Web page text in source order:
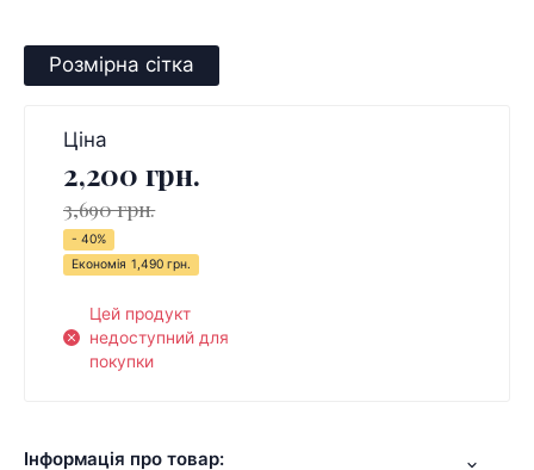
Розмірна сітка
Ціна
2,200 грн.
3,690 грн.
- 40%
Економія 1,490 грн.
Цей продукт
недоступний для
покупки
Інформація про товар: